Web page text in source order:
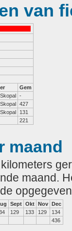
van
Gem
-
427
131
221
maand
maand.
Sept Okt Nov Dec
129 133 129
134
436